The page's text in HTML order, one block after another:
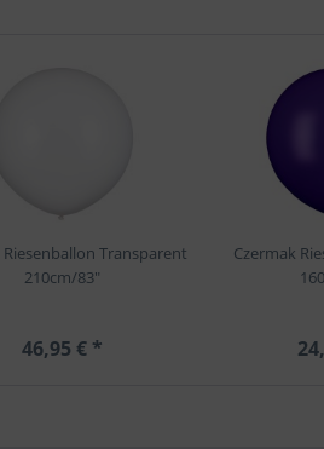
Riesenballon Transparent
210cm/83"
46,95 € *
Czermak